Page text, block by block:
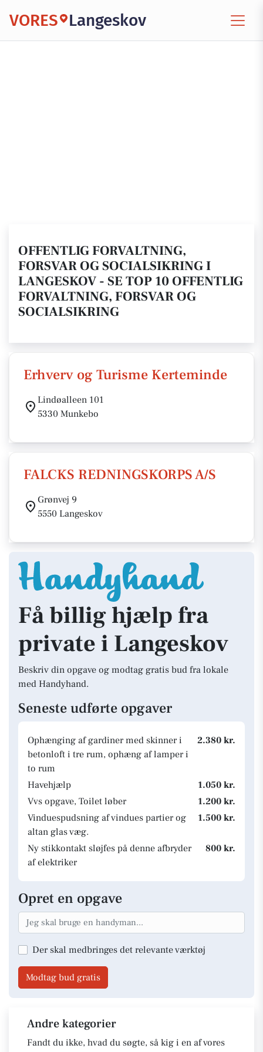
VORES Langeskov
OFFENTLIG FORVALTNING,
FORSVAR OG SOCIALSIKRING I
LANGESKOV - SE TOP 10 OFFENTLIG
FORVALTNING, FORSVAR OG
SOCIALSIKRING
Erhverv og Turisme Kerteminde
Lindøalleen 101
5330 Munkebo
FALCKS REDNINGSKORPS A/S
Grønvej 9
5550 Langeskov
Få billig hjælp fra
private i Langeskov
Beskriv din opgave og modtag gratis bud fra lokale
med Handyhand.
Seneste udførte opgaver
Ophænging af gardiner med skinner i
betonloft i tre rum, ophæng af lamper i
to rum
2.380 kr.
Havehjælp
1.050 kr.
Vvs opgave, Toilet løber
1.200 kr.
Vinduespudsning af vindues partier og
altan glas væg.
1.500 kr.
Ny stikkontakt sløjfes på denne afbryder
af elektriker
800 kr.
Opret en opgave
Der skal medbringes det relevante værktøj
Modtag bud gratis
Andre kategorier
Fandt du ikke, hvad du søgte, så kig i en af vores